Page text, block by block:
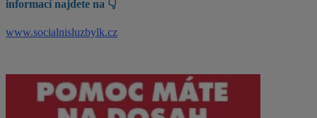
informací najdete na 👇
www.socialnisluzbylk.cz